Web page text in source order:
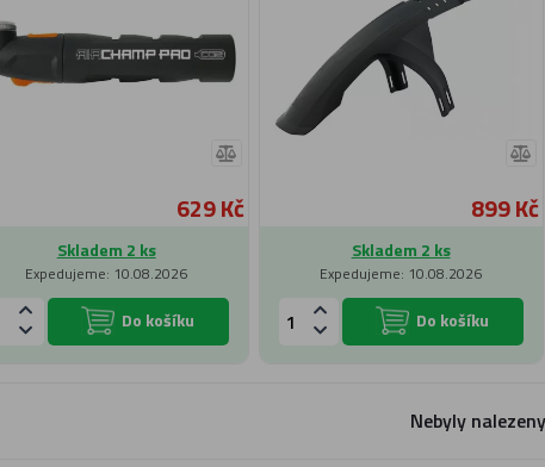
629 Kč
Skladem 2 ks
Expedujeme: 10.08.2026
Do košíku
899 Kč
Skladem 2 ks
Expedujeme: 10.08.2026
Do košíku
Nebyly